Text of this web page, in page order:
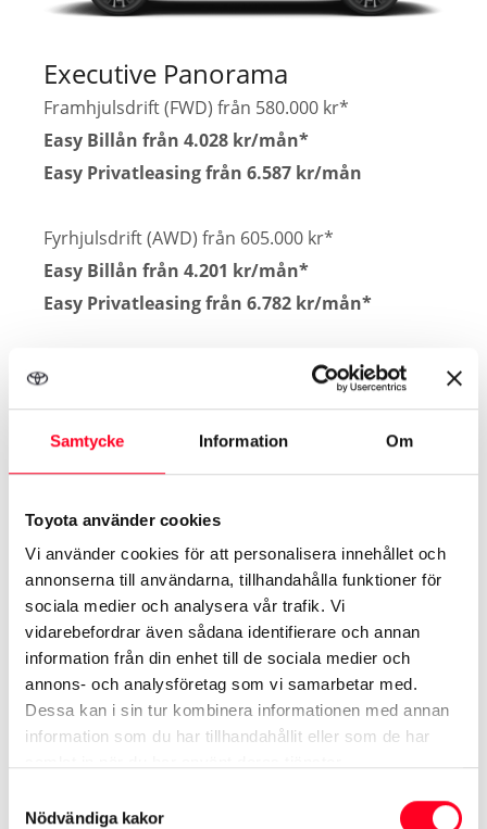
Samtycke Information Om
Toyota använder cookies
Vi använder cookies för att personalisera innehållet och
annonserna till användarna, tillhandahålla funktioner för
sociala medier och analysera vår trafik. Vi
vidarebefordrar även sådana identifierare och annan
information från din enhet till de sociala medier och
annons- och analysföretag som vi samarbetar med.
Dessa kan i sin tur kombinera informationen med annan
information som du har tillhandahållit eller som de har
Nödvändiga kakor
Executive Panorama
Framhjulsdrift (FWD) från 580.000 kr*
Easy Billån från 4.028 kr/mån*
Easy Privatleasing från 6.587 kr/mån
Fyrhjulsdrift (AWD) från 605.000 kr*
Easy Billån från 4.201 kr/mån*
Easy Privatleasing från 6.782 kr/mån*
Samma utrustning som Active Tech, samt:
20” lättmetallfälgar maskinbearbetade (5-
JBL premium ljudsystem med 9 högtalare
Intelligent park assist (app)
Bakspoiler, Aero
Front cross traffic alert (FCTA)
Ventilerade framsäten
Eluppvärmt baksäte
Utvändiga speglar med minne och